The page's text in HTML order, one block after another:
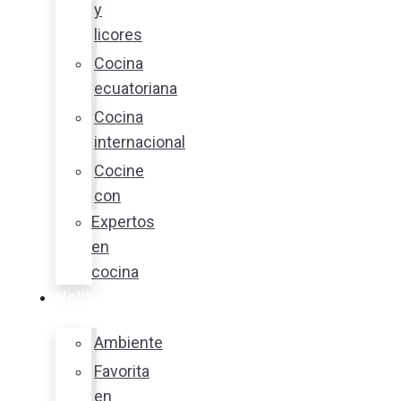
y
licores
Cocina
ecuatoriana
Cocina
internacional
Cocine
con
Expertos
en
cocina
Ambiente
Favorita
en